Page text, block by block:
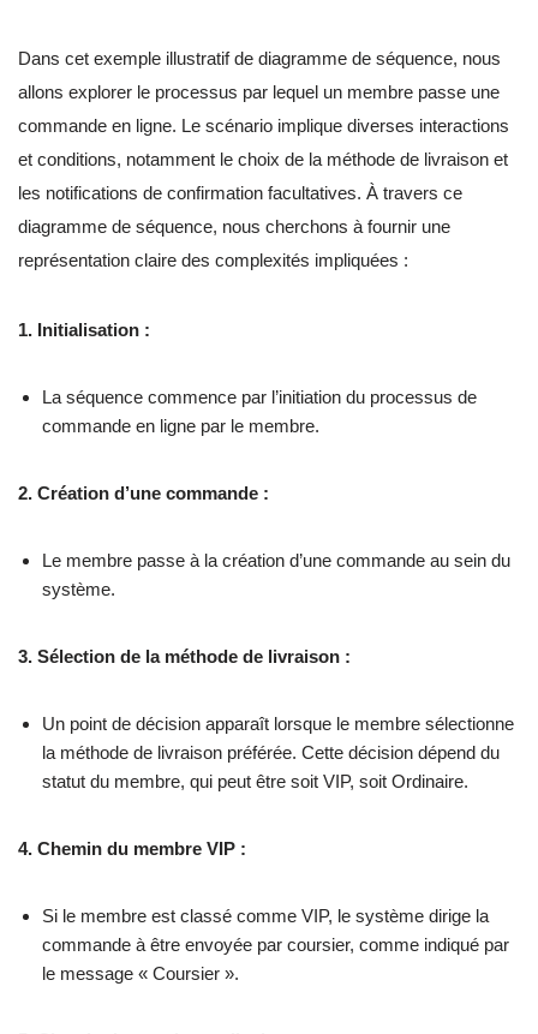
Dans cet exemple illustratif de diagramme de séquence, nous
allons explorer le processus par lequel un membre passe une
commande en ligne. Le scénario implique diverses interactions
et conditions, notamment le choix de la méthode de livraison et
les notifications de confirmation facultatives. À travers ce
diagramme de séquence, nous cherchons à fournir une
représentation claire des complexités impliquées :
1. Initialisation :
La séquence commence par l’initiation du processus de
commande en ligne par le membre.
2. Création d’une commande :
Le membre passe à la création d’une commande au sein du
système.
3. Sélection de la méthode de livraison :
Un point de décision apparaît lorsque le membre sélectionne
la méthode de livraison préférée. Cette décision dépend du
statut du membre, qui peut être soit VIP, soit Ordinaire.
4. Chemin du membre VIP :
Si le membre est classé comme VIP, le système dirige la
commande à être envoyée par coursier, comme indiqué par
le message « Coursier ».